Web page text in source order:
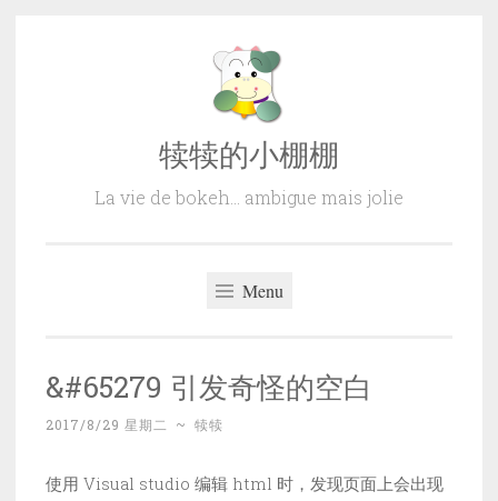
犊犊的小棚棚
La vie de bokeh… ambigue mais jolie
Menu
&#65279 引发奇怪的空白
2017/8/29 星期二 ~ 犊犊
使用 Visual studio 编辑 html 时，发现页面上会出现